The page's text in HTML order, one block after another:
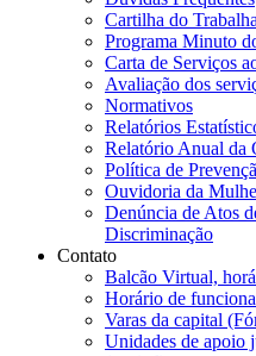
Cartilha do
Programa Minuto
Carta de Serviços
Avaliação dos
Normativos
Relatórios
Relatório Anual da
Política de
Ouvidoria da
Denúncia de Atos
Discriminação
Contato
Balcão Virtual,
Horário de
Varas da capital
Unidades de apoio